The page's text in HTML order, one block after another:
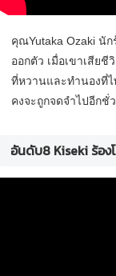
คุณYutaka Ozaki นั
ออกตัว เมื่อเขาเสียชี
ที่หวานและทำนองที่ไ
คงจะถูกจดจำไปอีกชั่
อันดับ8 Kiseki ร้อง